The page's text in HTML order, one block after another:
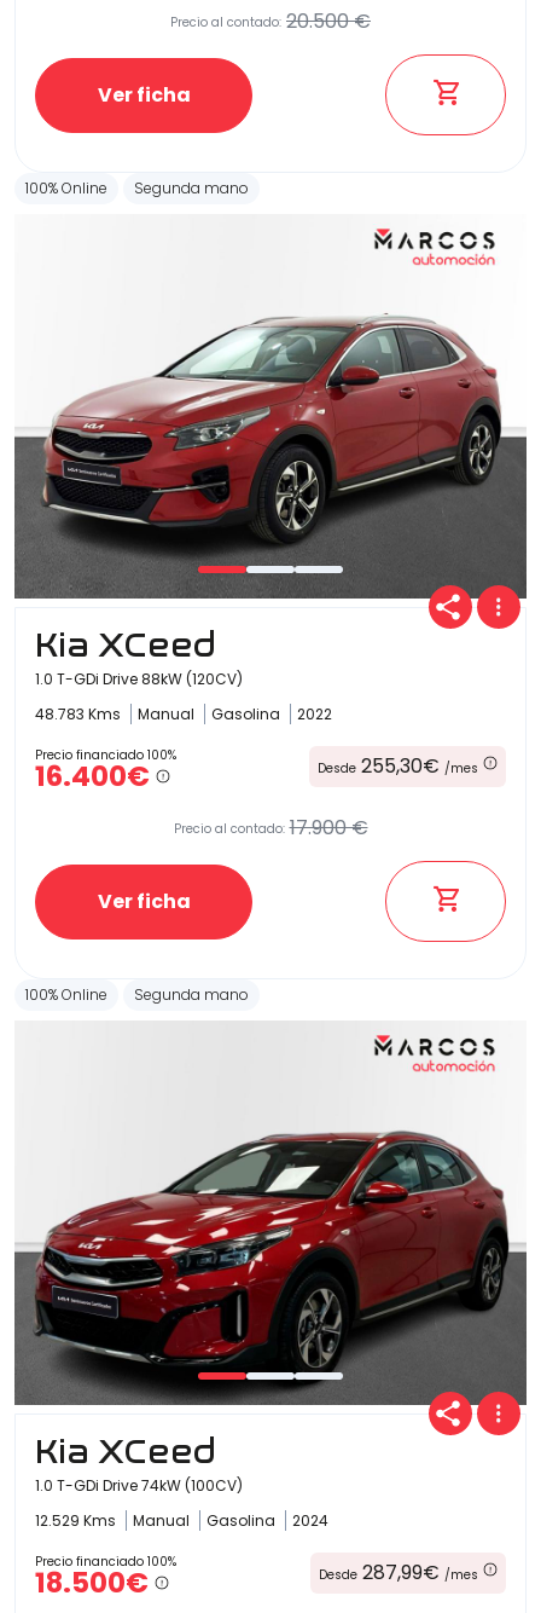
Precio al contado: 20.500 €
Ver ficha
100% Online Segunda mano
Kia XCeed
1.0 T-GDi Drive 88kW (120CV)
48.783 Kms
Manual Gasolina 2022
Precio financiado 100%
16.400€ Desde 255,30€ /mes
Precio al contado: 17.900 €
Ver ficha
100% Online Segunda mano
Kia XCeed
1.0 T-GDi Drive 74kW (100CV)
12.529 Kms
Manual Gasolina 2024
Precio financiado 100%
18.500€ Desde 287,99€ /mes